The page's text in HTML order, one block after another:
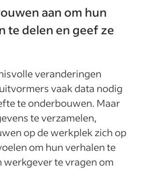
aan om hun
te delen en geef ze
veranderingen
vaak data nodig
te onderbouwen. Maar
te verzamelen,
op de werkplek zich op
om hun verhalen te
werkgever te vragen om